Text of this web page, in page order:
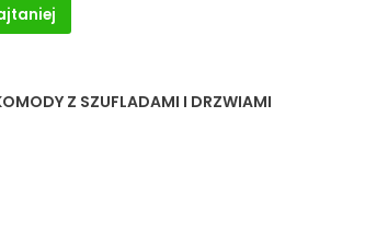
Z SZUFLADAMI I DRZWIAMI